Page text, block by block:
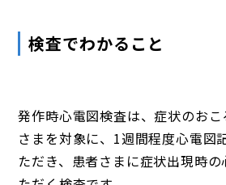
検査でわかること
発作時心電図検査は、症状のお
さまを対象に、1週間程度心電図
ただき、患者さまに症状出現時